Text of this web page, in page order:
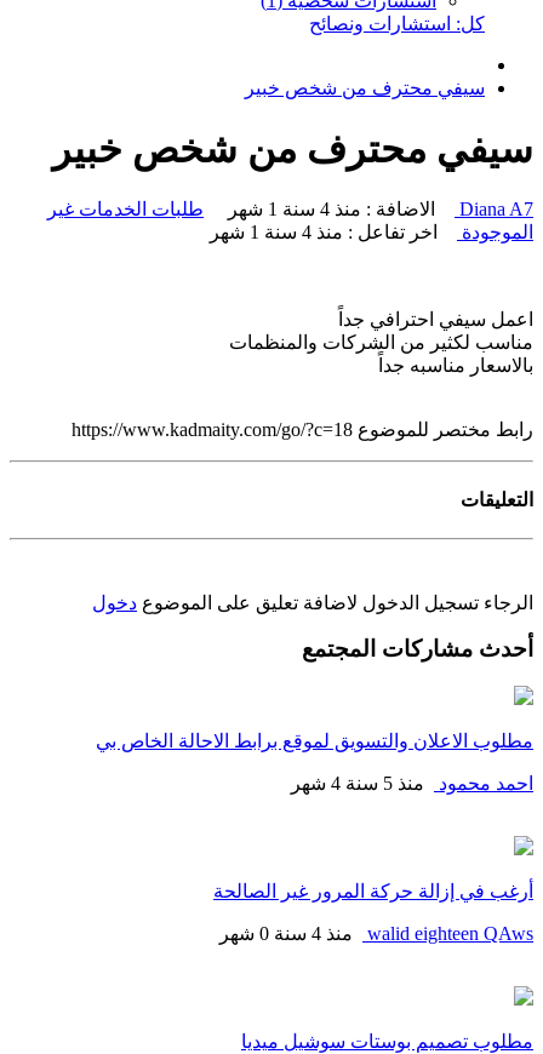
كل: استشارات ونصائح
سيفي محترف من شخص خبير
سيفي محترف من شخص خبير
Diana A7 الاضافة : منذ 4 سنة 1 شهر
طلبات الخدمات غير
الموجودة
اخر تفاعل : منذ 4 سنة 1 شهر
اعمل سيفي احترافي جداً
مناسب لكثير من الشركات والمنظمات
بالاسعار مناسبه جداً
رابط مختصر للموضوع https://www.kadmaity.com/go/?c=18
التعليقات
الرجاء تسجيل الدخول لاضافة تعليق على الموضوع دخول
أحدث مشاركات المجتمع
مطلوب الاعلان والتسويق لموقع برابط الاحالة الخاص بي
احمد محمود منذ 5 سنة 4 شهر
أرغب في إزالة حركة المرور غير الصالحة
walid eighteen QAws منذ 4 سنة 0 شهر
مطلوب تصميم بوستات سوشيل ميديا